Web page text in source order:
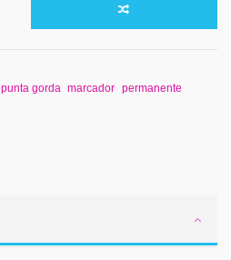
punta gorda marcador permanente